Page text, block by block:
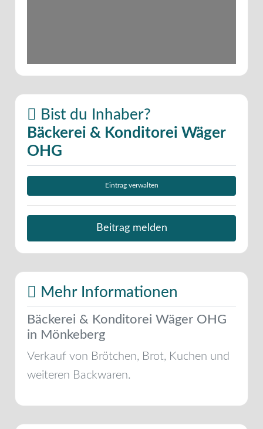
Bist du Inhaber?
Bäckerei & Konditorei Wäger
OHG
Eintrag verwalten
Beitrag melden
Mehr Informationen
Bäckerei & Konditorei Wäger OHG
in Mönkeberg
Verkauf von Brötchen, Brot, Kuchen und
weiteren Backwaren.